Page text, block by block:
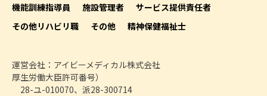
機能訓練指導員
施設管理者
サービス提供責任者
その他リハビリ職
その他 精神保健福祉士
運営会社：アイビーメディカル株式会社
厚生労働大臣許可番号）
28-ユ-010070、派28-300714